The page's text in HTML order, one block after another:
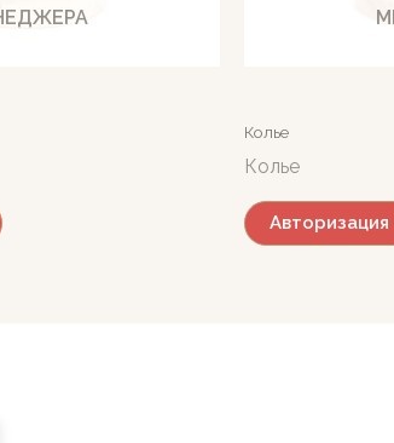
Колье
Колье
Авторизация